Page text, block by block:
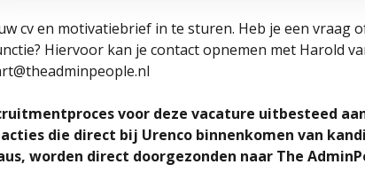
cv en motivatiebrief in te sturen. Heb je een vraag
Hiervoor kan je contact opnemen met Harold
voor deze vacature uitbesteed
die direct bij Urenco binnenkomen van
worden direct doorgezonden naar The